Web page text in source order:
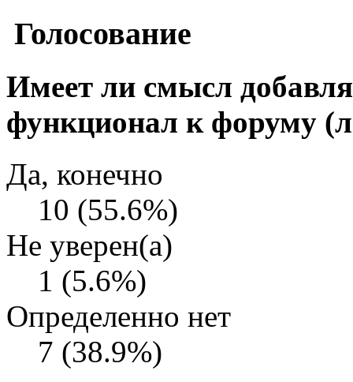
Голосование
Имеет ли смысл
функционал к форуму
Да, конечно
10 (55.6%)
Не уверен(а)
1 (5.6%)
Определенно нет
7 (38.9%)